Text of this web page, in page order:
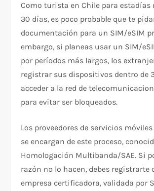
Como turista en Chile para estadías
30 días, es poco probable que te
documentación para un SIM/eSIM
embargo, si planeas usar un SIM/
por períodos más largos, los
registrar sus dispositivos dentro de
acceder a la red de
para evitar ser bloqueados.
Los proveedores de servicios
se encargan de este proceso,
Homologación Multibanda/SAE. Si
razón no lo hacen, debes registrarte
empresa certificadora, validada por